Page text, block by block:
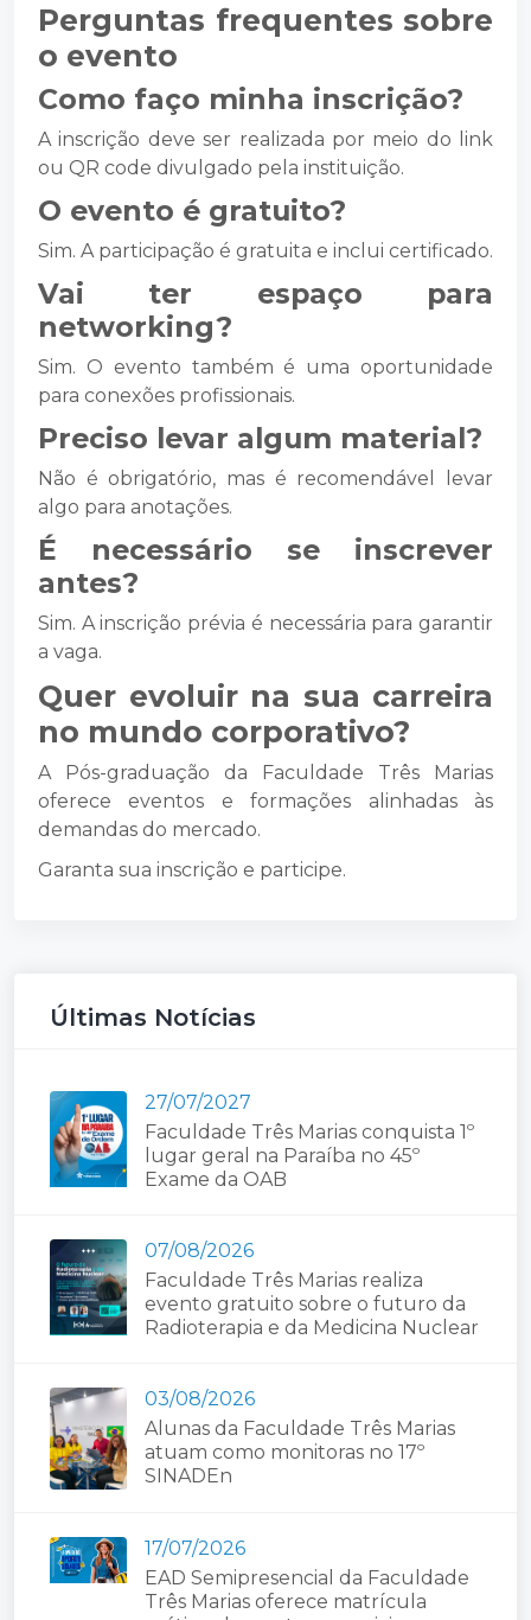
Perguntas frequentes sobre
o evento
Como faço minha inscrição?
A inscrição deve ser realizada por meio do
link
ou QR code divulgado pela instituição.
O evento é gratuito?
Sim. A participação é gratuita e inclui certificado.
Vai ter espaço para
networking?
Sim. O evento também é uma oportunidade
para conexões profissionais.
Preciso levar algum material?
Não é obrigatório, mas é recomendável levar
algo para anotações.
É necessário se inscrever
antes?
Sim. A inscrição prévia é necessária para garantir
a vaga.
Quer evoluir na sua carreira
no mundo corporativo?
A Pós-graduação da Faculdade Três Marias
oferece eventos e formações alinhadas às
demandas do mercado.
Garanta sua inscrição e participe.
Últimas Notícias
27/07/2027
Faculdade Três Marias conquista 1º
lugar geral na Paraíba no 45º
Exame da OAB
07/08/2026
Faculdade Três Marias realiza
evento gratuito sobre o futuro da
Radioterapia e da Medicina Nuclear
03/08/2026
Alunas da Faculdade Três Marias
atuam como monitoras no 17º
SINADEn
17/07/2026
EAD Semipresencial da Faculdade
Três Marias oferece matrícula